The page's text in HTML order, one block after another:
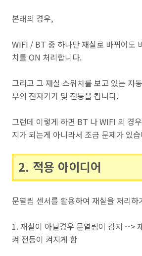
본래의 경우,
WIFI / BT 중 하나만 재실로 바뀌어도
치를 ON 처리합니다.
그리고 그 재실 스위치를 보고 있는 자
부의 전자기기 및 전등을 킵니다.
그런데 이렇게 하면 BT 나 WIFI 의 경
지가 되는게 아니라서 조금 문제가 있
2. 적용 아이디어
문열림 센서를 활용하여 재실을 처리하
1. 재실이 아닐경우 문열림이 감지 -->
켜 전등이 켜지게 함